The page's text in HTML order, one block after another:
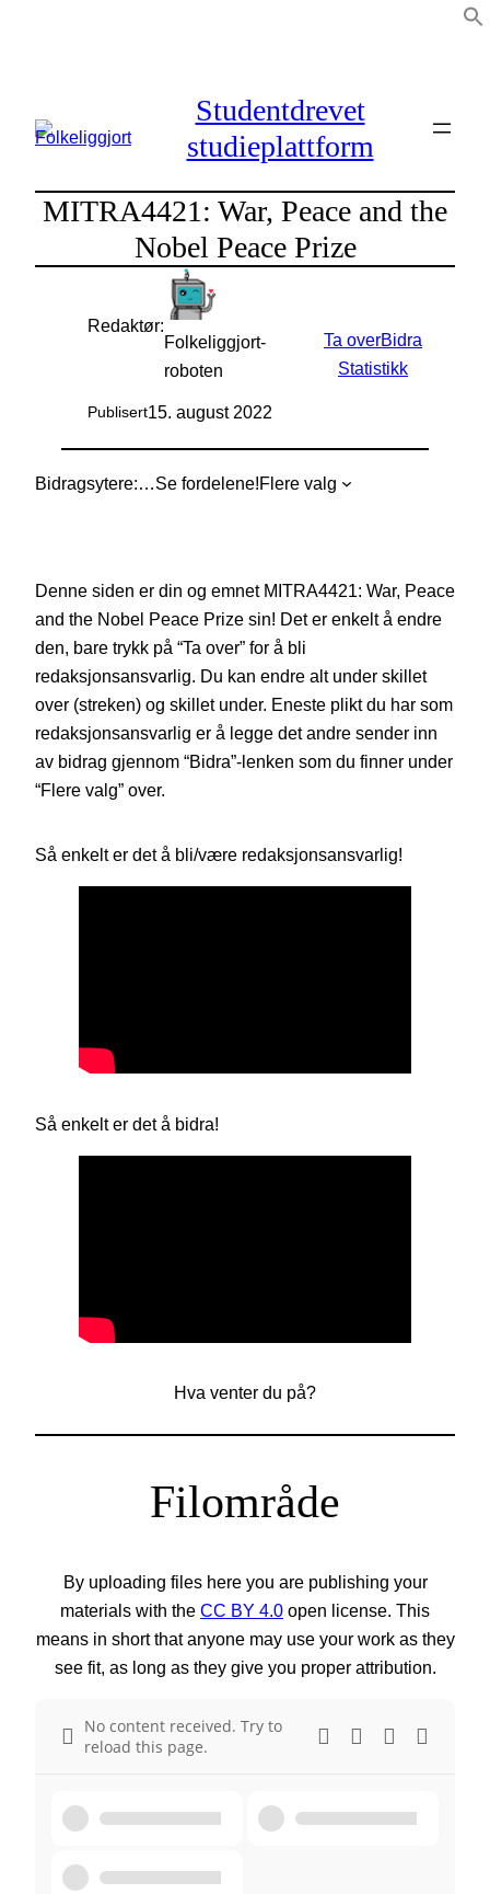
Studentdrevet
studieplattform
MITRA4421: War, Peace and the
Nobel Peace Prize
Redaktør:
Folkeliggjort-
roboten
Publisert15. august 2022
Ta overBidra
Statistikk
Bidragsytere: Se fordelene!Flere valg
Denne siden er din og emnet MITRA4421: War, Peace
and the Nobel Peace Prize sin! Det er enkelt å endre
den, bare trykk på “Ta over” for å bli
redaksjonsansvarlig. Du kan endre alt under skillet
over (streken) og skillet under. Eneste plikt du har som
redaksjonsansvarlig er å legge det andre sender inn
av bidrag gjennom “Bidra”-lenken som du finner under
“Flere valg” over.
Så enkelt er det å bli/være redaksjonsansvarlig!
Så enkelt er det å bidra!
Hva venter du på?
Filområde
By uploading files here you are publishing your
materials with the CC BY 4.0 open license. This
means in short that anyone may use your work as they
see fit, as long as they give you proper attribution.
No content received. Try to
reload this page.